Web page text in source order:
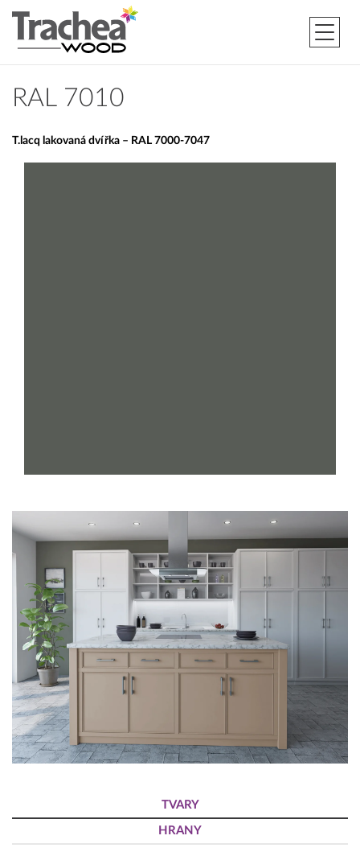
RAL 7010
T.lacq lakovaná dvířka – RAL 7000-7047
TVARY
HRANY